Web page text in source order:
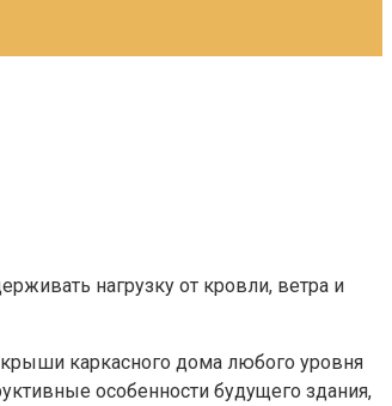
нагрузку от кровли, ветра и
каркасного дома любого уровня
особенности будущего здания,